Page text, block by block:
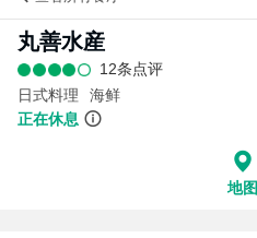
丸善水産
12条点评
日式料理
海鲜
正在休息
地图